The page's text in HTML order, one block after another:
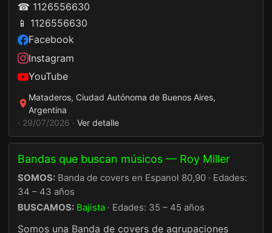
☎ 1126556630
📱 1126556630
Facebook
Instagram
YouTube
Mataderos, Ciudad Autónoma de Buenos Aires,
Argentina
· 29/07/2026 · Ver detalle
Bandas que buscan músicos — Roy Miller
SOMOS: Banda de covers en Espanol 80,90 · Edades:
34 – 43 años
BUSCAMOS: Bajista · Edades: 35 – 45 años
Somos una Banda de covers de agrupaciones